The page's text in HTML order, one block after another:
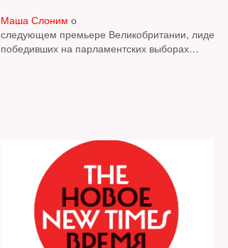
Маша Слоним о
следующем премьере Великобритании, лидере
победивших на парламентских выборах